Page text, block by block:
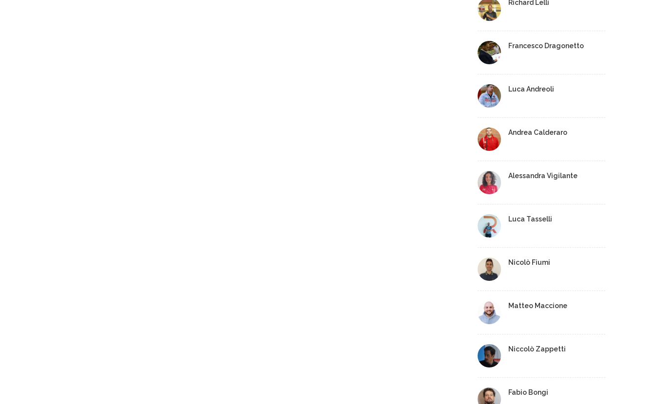
Richard Lelli
Francesco Dragonetto
Luca Andreoli
Andrea Calderaro
Alessandra Vigilante
Luca Tasselli
Nicolò Fiumi
Matteo Maccione
Niccolò Zappetti
Fabio Bongi